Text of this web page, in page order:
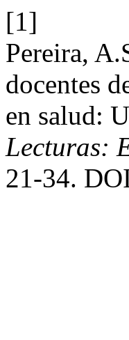
[1]
Pereira,
docentes
en salud:
Lecturas:
21-34.